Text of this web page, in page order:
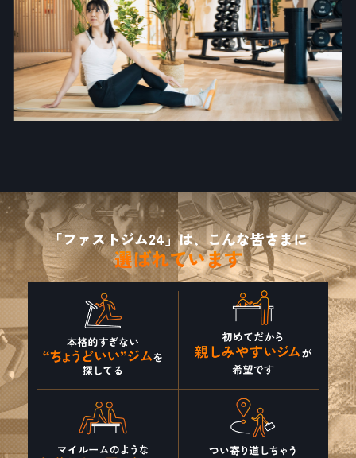
「ファストジム24」は、こんな皆さまに
選ばれています